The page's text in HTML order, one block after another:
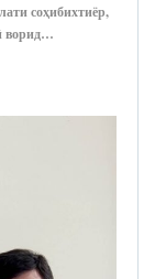
соҳибихтиёр,
ворид…